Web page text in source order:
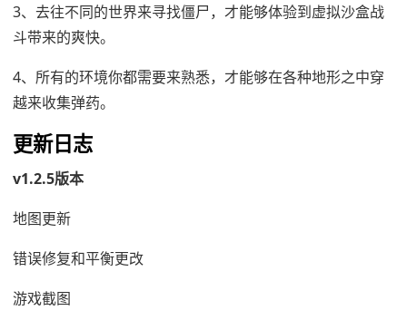
3、去往不同的世界来寻找僵尸，才能够体验到虚拟沙盒战
斗带来的爽快。
4、所有的环境你都需要来熟悉，才能够在各种地形之中穿
越来收集弹药。
更新日志
v1.2.5版本
地图更新
错误修复和平衡更改
游戏截图